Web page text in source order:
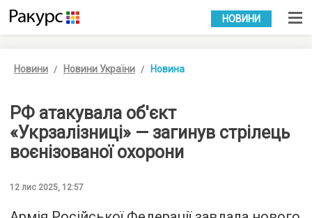
УКР РУС
НОВИНИ
Новини Новини України Новина
РФ атакувала об'єкт
«Укрзалізниці» — загинув стрілець
воєнізованої охорони
12 лис 2025, 12:57